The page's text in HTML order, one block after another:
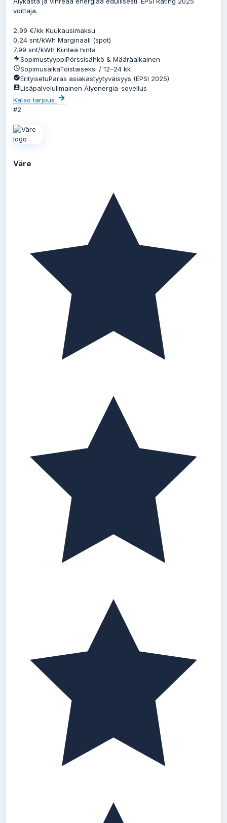
voittaja.
2,99 €/kk Kuukausimaksu
0,24 snt/kWh Marginaali (spot)
7,99 snt/kWh Kiinteä hinta
SopimustyyppiPörssisähkö & Määräaikainen
SopimusaikaToistaiseksi / 12–24 kk
ErityisetuParas asiakastyytyväisyys (EPSI 2025)
LisäpalveluIlmainen Älyenergia-sovellus
Katso tarjous
#2
Väre